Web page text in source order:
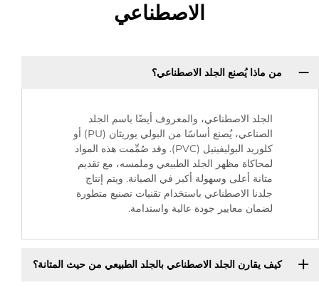
الاصطناعي
من ماذا يُصنع الجلد الاصطناعي؟
الجلد الاصطناعي، والمعروف أيضًا باسم الجلد
الصناعي، يُصنع أساسًا من البولي يوريثان (PU) أو
كلوريد البوليفينيل (PVC). وقد صُمِّمت هذه المواد
لمحاكاة مظهر الجلد الطبيعي وملمسه، مع تقديم
متانة أعلى وسهولة أكبر في الصيانة. ويتم إنتاج
جلدنا الاصطناعي باستخدام تقنيات تصنيع متطورة
لضمان معايير جودة عالية واستدامة.
كيف يقارن الجلد الاصطناعي بالجلد الطبيعي من حيث المتانة؟